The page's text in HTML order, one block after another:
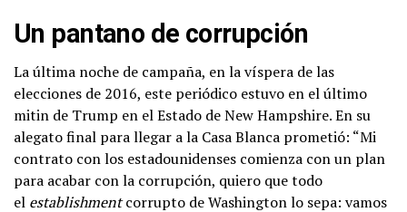
Un pantano de corrupción
La última noche de campaña, en la víspera de las
elecciones de 2016, este periódico estuvo en el último
mitin de Trump en el Estado de New Hampshire. En su
alegato final para llegar a la Casa Blanca prometió: “Mi
contrato con los estadounidenses comienza con un plan
para acabar con la corrupción, quiero que todo
el establishmentcorrupto de Washington lo sepa: vamos